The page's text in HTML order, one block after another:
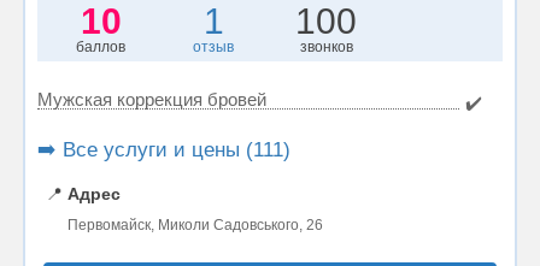
10
баллов
1
отзыв
100
звонков
Мужская коррекция бровей ✔️
➡️ Все услуги и цены (111)
📍 Адрес
Первомайск, Миколи Садовського, 26